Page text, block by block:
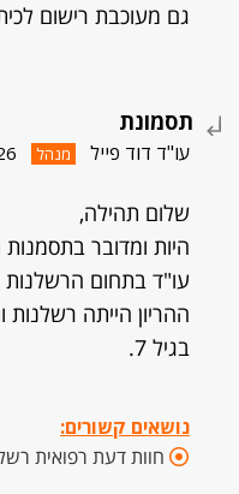
גם מעוכבת רישום
תסמונת
עו"ד דוד פייל מנהל
שלום תהילה,
היות ומדובר
עו"ד בתחום הרשלנות
ההריון הייתה
בגיל 7.
נושאים קשורים:
חוות דעת רפואית